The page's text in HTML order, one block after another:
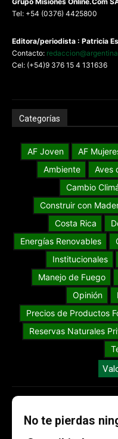
Director: Marcelo Almada
Grupo MisionesOnline.Com
Tel: +54 (0376) 4425800
Contacto:
Cel: (+54)9 376 15 4 131636
Categorías
AF Joven AF
Ambiente
Aves
Cambio
Construir con
Costa Rica
Energías Renovables
Institucionales
Manejo de Fuego
Precios de Productos
Reservas Naturales